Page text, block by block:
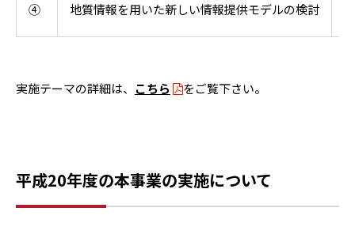
④ 地質情報を用いた新しい情報提供モデルの検討
実施テーマの詳細は、 こちら をご覧下さい。
平成20年度の本事業の実施について